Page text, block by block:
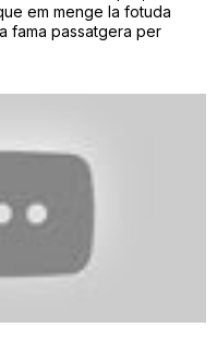
em menge la fotuda
fama passatgera per